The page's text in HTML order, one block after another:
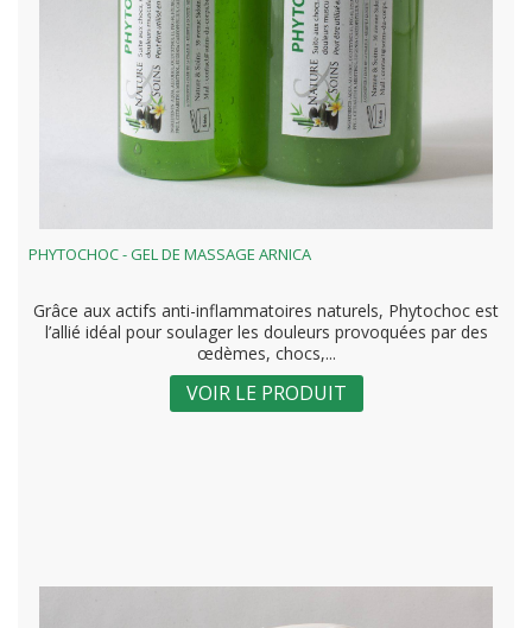
PHYTOCHOC - GEL DE MASSAGE ARNICA
Grâce aux actifs anti-inflammatoires naturels, Phytochoc est
l’allié idéal pour soulager les douleurs provoquées par des
œdèmes, chocs,...
VOIR LE PRODUIT